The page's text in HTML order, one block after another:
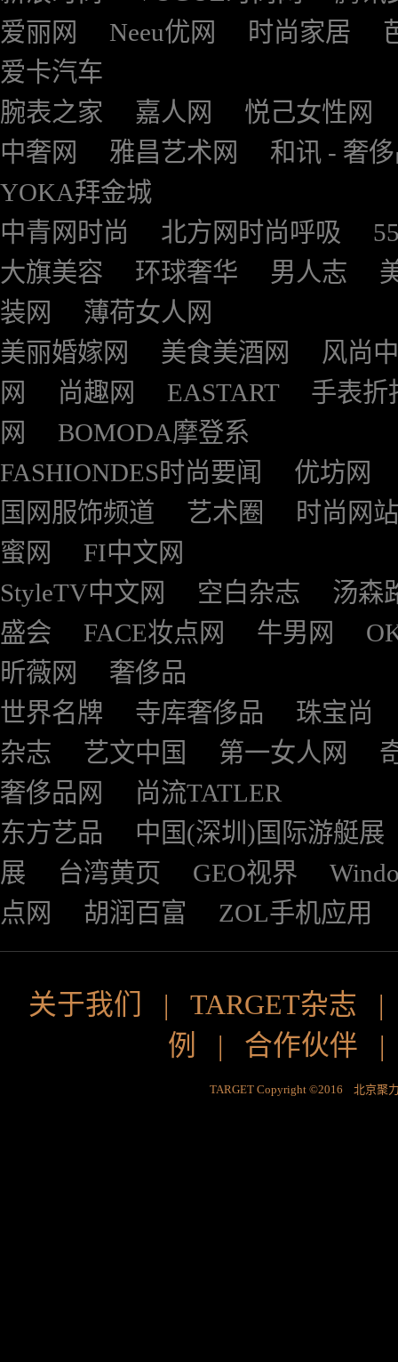
爱丽网
Neeu优网 时尚家居
爱卡汽车
腕表之家
嘉人网
悦己女性网
中奢网
雅昌艺术网
和讯 - 奢
YOKA拜金城
中青网时尚
北方网时尚呼吸
大旗美容
环球奢华 男人志
装网
薄荷女人网
美丽婚嫁网
美食美酒网
风尚
网
尚趣网 EASTART
手表折
网
BOMODA摩登系
FASHIONDES时尚要闻
优坊网
国网服饰频道
艺术圈
时尚网站
蜜网
FI中文网
StyleTV中文网
空白杂志
汤森
盛会
FACE妆点网 牛男网
昕薇网
奢侈品
世界名牌
寺库奢侈品
珠宝尚
杂志
艺文中国 第一女人网
奢侈品网
尚流TATLER
东方艺品
中国(深圳)国际游艇展
展
台湾黄页 GEO视界
点网
胡润百富 ZOL手机应用
关于我们 | TARGET杂志
例
| 合作伙伴
TARGET Copyright ©2016 北京聚